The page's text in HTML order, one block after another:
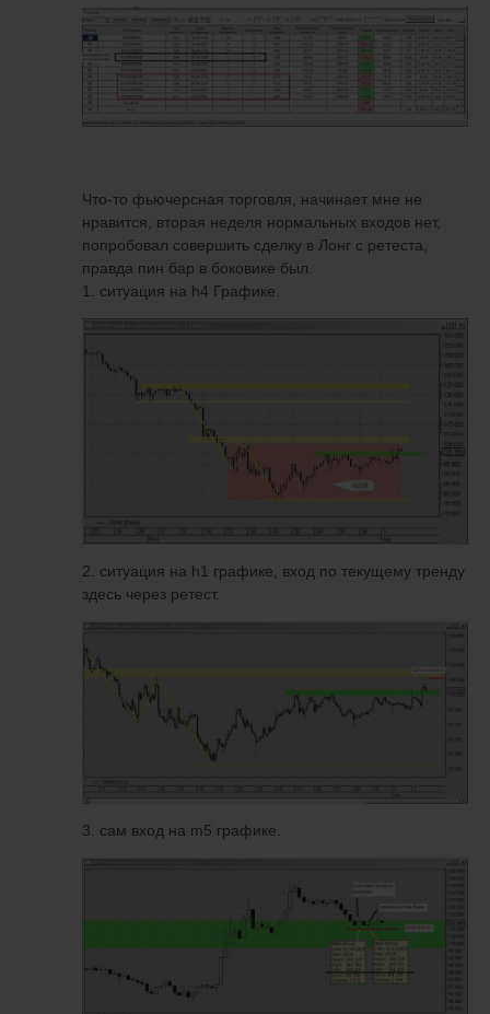
Что-то фьючерсная торговля, начинает мне не
нравится, вторая неделя нормальных входов нет,
попробовал совершить сделку в Лонг с ретеста,
правда пин бар в боковике был.
1. ситуация на h4 Графике.
2. ситуация на h1 графике, вход по текущему тренду
здесь через ретест.
3. сам вход на m5 графике.